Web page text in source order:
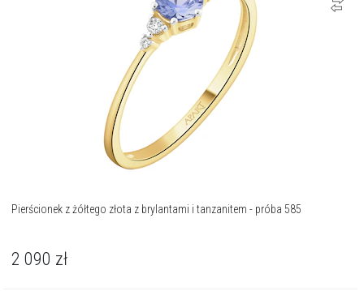
Pierścionek z żółtego złota z brylantami i tanzanitem - próba 585
2 090 zł